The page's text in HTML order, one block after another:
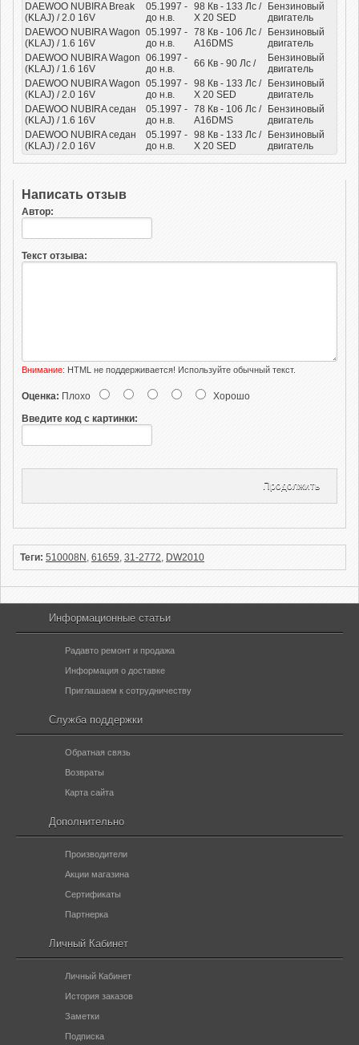
DAEWOO NUBIRA Break
(KLAJ) / 2.0 16V
05.1997 -
до н.в.
98 Кв - 133 Лс /
X 20 SED
Бензиновый
двигатель
DAEWOO NUBIRA Wagon
(KLAJ) / 1.6 16V
05.1997 -
до н.в.
78 Кв - 106 Лс /
A16DMS
Бензиновый
двигатель
DAEWOO NUBIRA Wagon
(KLAJ) / 1.6 16V
06.1997 -
до н.в.
66 Кв - 90 Лс /
Бензиновый
двигатель
DAEWOO NUBIRA Wagon
(KLAJ) / 2.0 16V
05.1997 -
до н.в.
98 Кв - 133 Лс /
X 20 SED
Бензиновый
двигатель
DAEWOO NUBIRA седан
(KLAJ) / 1.6 16V
05.1997 -
до н.в.
78 Кв - 106 Лс /
A16DMS
Бензиновый
двигатель
DAEWOO NUBIRA седан
(KLAJ) / 2.0 16V
05.1997 -
до н.в.
98 Кв - 133 Лс /
X 20 SED
Бензиновый
двигатель
Написать отзыв
Автор:
Текст отзыва:
Внимание: HTML не поддерживается! Используйте обычный текст.
Оценка: Плохо
Хорошо
Введите код с картинки:
Продолжить
Теги: 510008N , 61659, 31-2772, DW2010
Информационные статьи
Радавто ремонт и продажа
Информация о доставке
Приглашаем к сотрудничеству
Служба поддержки
Обратная связь
Возвраты
Карта сайта
Дополнительно
Производители
Акции магазина
Сертификаты
Партнерка
Личный Кабинет
Личный Кабинет
История заказов
Заметки
Подписка